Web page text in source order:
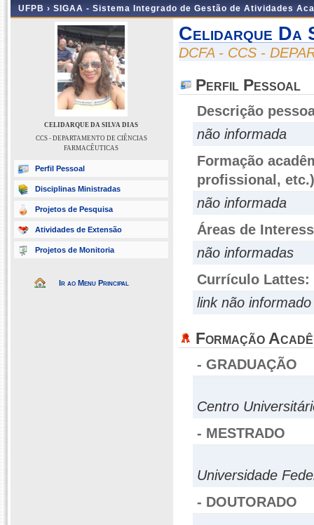
UFPB › SIGAA - Sistema Integrado de Gestão de Atividades
CELIDARQUE DA SILVA DIAS
CCS - DEPARTAMENTO DE CIÊNCIAS
FARMACÊUTICAS
Perfil Pessoal
Disciplinas Ministradas
Projetos de Pesquisa
Atividades de Extensão
Projetos de Monitoria
Ir ao Menu Principal
Celidarque Da
DCFA - CCS -
Perfil Pessoal
Descrição
não informada
Formação
profissional, etc.)
não informada
Áreas de
não informadas
Currículo Lattes:
link não informado
Formação
- GRADUAÇÃO
Centro
- MESTRADO
Universidade
- DOUTORADO